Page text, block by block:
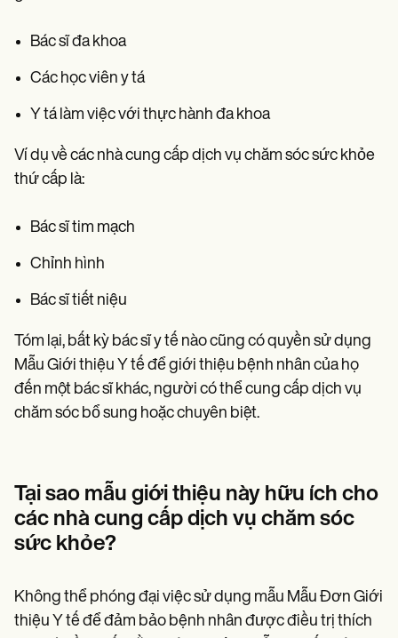
Bác sĩ đa khoa
Các học viên y tá
Y tá làm việc với thực hành đa khoa
Ví dụ về các nhà cung cấp dịch vụ chăm sóc sức khỏe
thứ cấp là:
Bác sĩ tim mạch
Chỉnh hình
Bác sĩ tiết niệu
Tóm lại, bất kỳ bác sĩ y tế nào cũng có quyền sử dụng
Mẫu Giới thiệu Y tế để giới thiệu bệnh nhân của họ
đến một bác sĩ khác, người có thể cung cấp dịch vụ
chăm sóc bổ sung hoặc chuyên biệt.
Tại sao mẫu giới thiệu này hữu ích cho
các nhà cung cấp dịch vụ chăm sóc
sức khỏe?
Không thể phóng đại việc sử dụng mẫu Mẫu Đơn Giới
thiệu Y tế để đảm bảo bệnh nhân được điều trị thích